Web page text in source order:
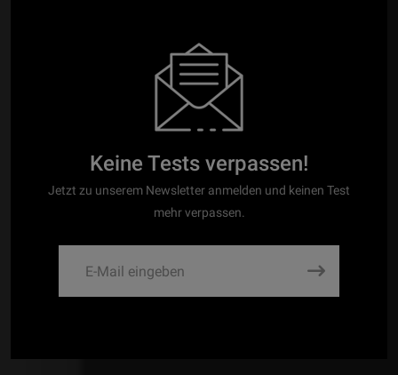
Keine Tests verpassen!
Jetzt zu unserem Newsletter anmelden und keinen Test
mehr verpassen.